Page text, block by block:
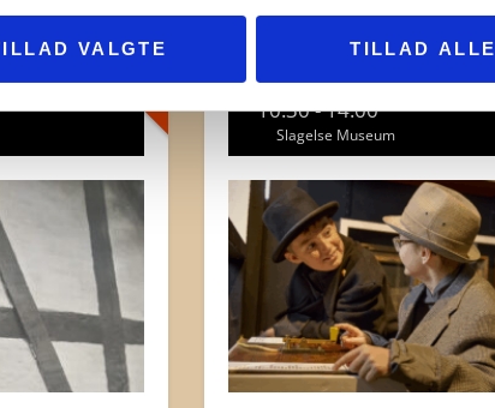
VALGTE TILLAD ALLE
FLERE TIDER
26 september
10:30 - 14:00
Slagelse Museum